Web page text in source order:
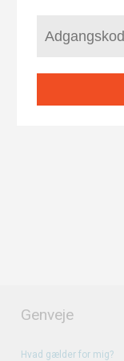
Genveje
Hvad gælder for mig?